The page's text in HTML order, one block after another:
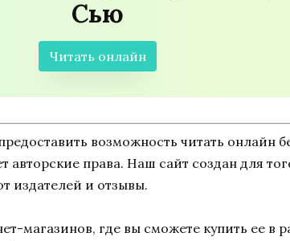
Сью
Читать онлайн
возможность читать онлайн
авторские права. Наш сайт создан для
издателей и отзывы.
магазинов, где вы сможете купить ее в